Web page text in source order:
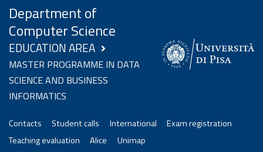
Skip to content
Department of
Computer Science
EDUCATION AREA
MASTER PROGRAMME IN DATA
SCIENCE AND BUSINESS
INFORMATICS
Contacts Student calls International
Exam registration
Teaching evaluation
Alice
Unimap